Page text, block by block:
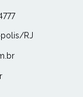
RJ